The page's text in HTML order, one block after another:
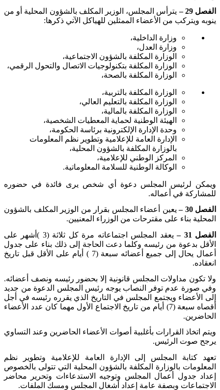
الفصل 29 –
يترأس المجلس، الوزير المكلف بالشؤون المحلية أو من
ينوبه ويتركب من الأعضاء الممثلين للهياكل الآتي ذكرها:
وزارة الداخلية،
وزارة العدل،
الوزارة المكلفة بالشؤون الاجتماعية،
الوزارة المكلفة بتكنولوجيات الاتصال والتحول الرقمي،
الوزارة المكلفة بالصحة،
الوزارة المكلفة بالتربية،
الوزارة المكلفة بالتعليم العالي،
الوزارة المكلفة بالمالية،
الهيئة الوطنية لحماية المعطيات الشخصية،
وحدة الإدارة الإلكترونية برئاسة الحكومة،
الإدارة العامة للإعلامية وتطوير نظم المعلومات
بالوزارة المكلفة بالشؤون المحلية،
المركز الوطني للإعلامية،
الوكالة الوطنية للسلامة المعلوماتية.
ويمكن لرئيس المجلس دعوة أي شخص يرى فائدة في حضوره
للمشاركة في أعماله.
الفصل 30 –
يعين أعضاء المجلس بقرار من الوزير المكلف بالشؤون
المحلية بناء على مقترحات من الوزراء المعنيين.
الفصل 31 –
يعقد المجلس اجتماعاته مرة كل ثلاثة (3 (أشهر على
الأقل بدعوة من رئيسه وكلما دعت الحاجة إلى ذلك بناء على جدول
أعمال يحال إلى جميع أعضائه سبعة (7 ) أيام على الأقل قبل تاريخ
انعقاده.
ولا تكون مداولات المجلس قانونية إلا بحضور رئيسه ونصف أعضائه.
وفي صورة عدم توفر النصاب يوجه رئيس المجلس الدعوة من جديد
إلى الأعضاء ويجتمع المجلس في التاريخ الذي يقرره رئيسه في أجل
أقصاه سبعة (7) أيام من تاريخ الاجتماع الأول مهما كان عدد الأعضاء
الحاضرين.
ويتم اتخاذ القرارات بأغلبية أصوات الأعضاء الحاضرين وعند التساوي
يرجح صوت الرئيس.
تعهد كتابة المجلس إلى الإدارة العامة للإعلامية وتطوير نظم
المعلومات بالوزارة المكلفة بالشؤون المحلية التي تتولى بالخصوص
إعداد جدول أعمال المجلس وتوجيه الاستدعاءات وتحرير محاضر
الاجتماعات وبصفة عامة إعداد أشغال المجلس ومسك الملفات.